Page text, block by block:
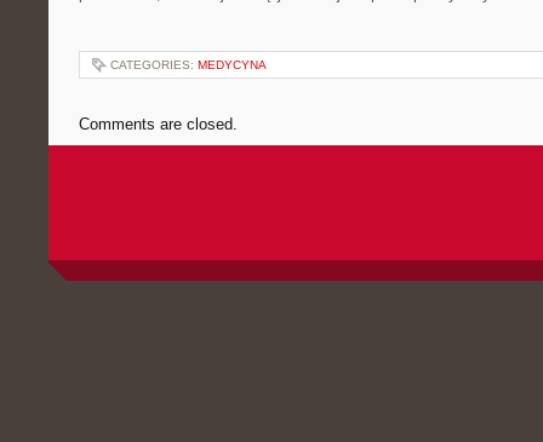
CATEGORIES: MEDYCYNA
Comments are closed.